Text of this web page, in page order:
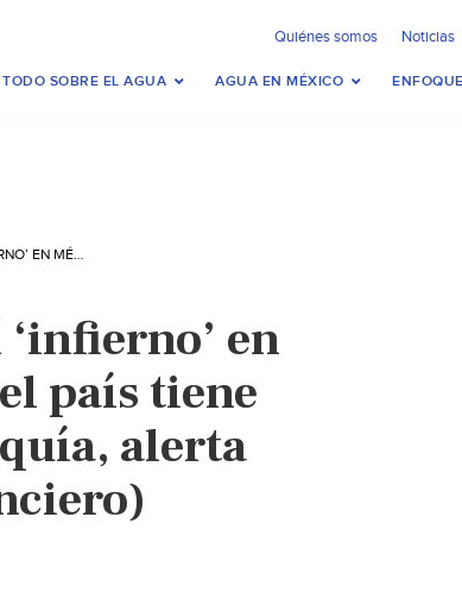
Quiénes somos Noticias
TODO SOBRE EL AGUA AGUA EN MÉXICO
MÉXICO- MAPA DEL ‘INFIERNO’ EN MÉXICO: 50.16% DEL PAÍS TIENE CONDICIONES DE SEQUÍA, ALERTA CONAGUA (EL FINANCIERO)
en
país tiene
alerta